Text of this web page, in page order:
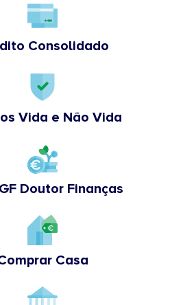
Consolidado
Vida e Não Vida
Doutor Finanças
Casa